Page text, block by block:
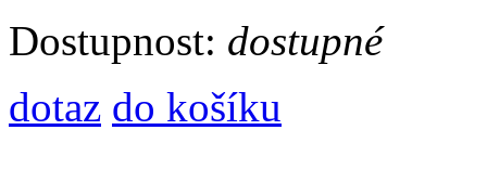
Dostupnost: dostupné
dotaz do košíku